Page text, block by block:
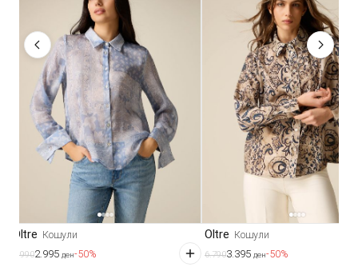
Oltre Кошули
5.9902.995 ден-50%
Oltre Кошули
6.7903.395 ден-50%